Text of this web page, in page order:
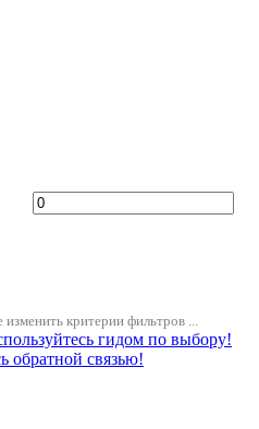
критерии фильтров ...
гидом по выбору!
обратной связью!